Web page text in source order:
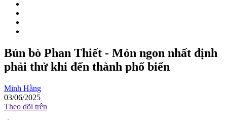
Bún bò Phan Thiết - Món ngon nhất định
phải thử khi đến thành phố biển
Minh Hằng
03/06/2025
Theo dõi trên